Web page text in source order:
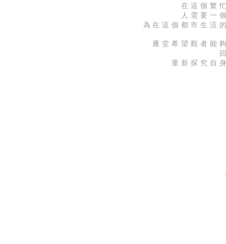
在這個繁
人需要一
為在這個都市生活
雁堂希望觀者能
重新探究自